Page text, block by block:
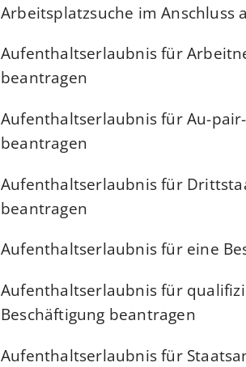
Arbeitsplatzsuche im
Aufenthaltserlaubnis für
beantragen
Aufenthaltserlaubnis für Au-
beantragen
Aufenthaltserlaubnis für
beantragen
Aufenthaltserlaubnis für eine
Aufenthaltserlaubnis für
Beschäftigung beantragen
Aufenthaltserlaubnis für